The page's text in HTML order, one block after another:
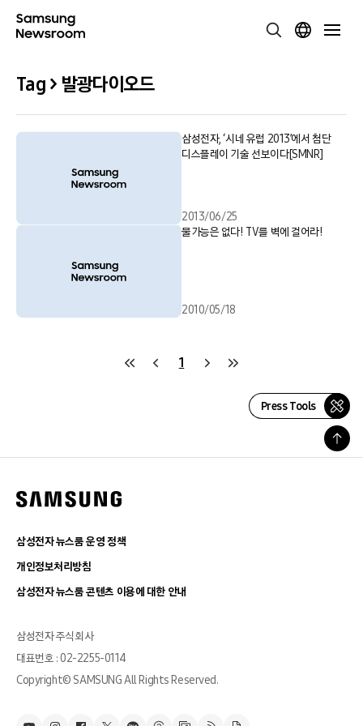
Tag > 발광다이오드
삼성전자, ‘시네 유럽 2013’에서 첨단
디스플레이 기술 선보이다[SMNR]
2013/06/25
불가능은 없다! TV를 벽에 걸어라!
2010/05/18
1
Press Tools
삼성전자 뉴스룸 운영 정책
개인정보처리방침
삼성전자 뉴스룸 콘텐츠 이용에 대한 안내
삼성전자 주식회사
대표번호 : 02-2255-0114
Copyright© SAMSUNG All Rights Reserved.